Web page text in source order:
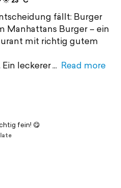
fällt: Burger
Manhattans Burger – ein
mit richtig gutem
leckerer
Read more
fein! 😋